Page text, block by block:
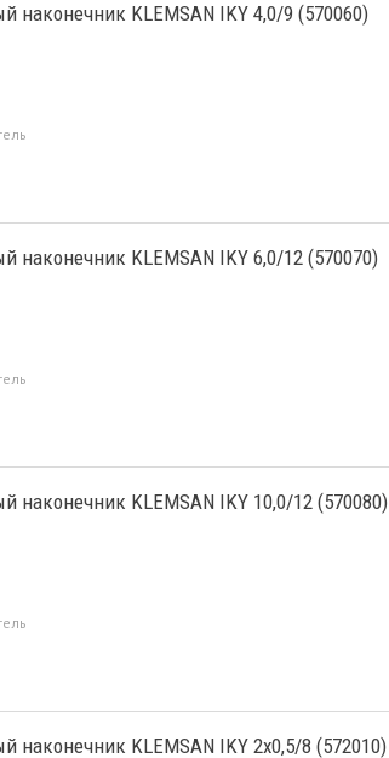
наконечник KLEMSAN IKY 4,0/9 (570060)
наконечник KLEMSAN IKY 6,0/12 (570070)
наконечник KLEMSAN IKY 10,0/12 (570080)
наконечник KLEMSAN IKY 2х0,5/8 (572010)